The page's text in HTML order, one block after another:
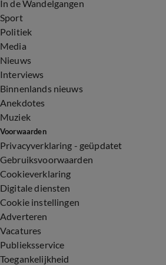
In de Wandelgangen
Sport
Politiek
Media
Nieuws
Interviews
Binnenlands nieuws
Anekdotes
Muziek
Voorwaarden
Privacyverklaring - geüpdatet
Gebruiksvoorwaarden
Cookieverklaring
Digitale diensten
Cookie instellingen
Adverteren
Vacatures
Publieksservice
Toegankelijkheid